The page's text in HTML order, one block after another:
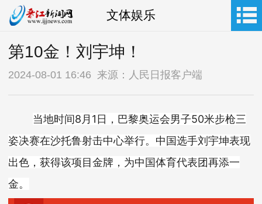
文体娱乐
第10金！刘宇坤！
2024-08-01 16:46 来源：人民日报客户端
当地时间8月1日，巴黎奥运会男子50米步枪三
姿决赛在沙托鲁射击中心举行。中国选手刘宇坤表现
出色，获得该项目金牌，为中国体育代表团再添一
金。